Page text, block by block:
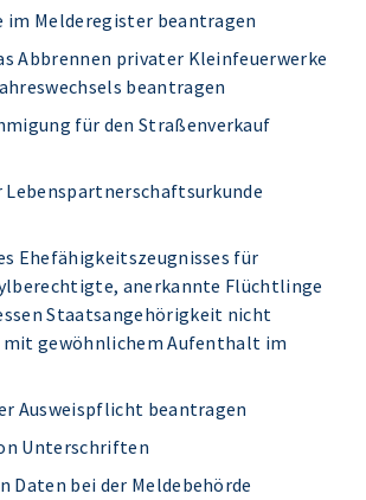
im Melderegister beantragen
Abbrennen privater Kleinfeuerwerke
beantragen
für den Straßenverkauf
Lebenspartnerschaftsurkunde
Ehefähigkeitszeugnisses für
anerkannte Flüchtlinge
Staatsangehörigkeit nicht
gewöhnlichem Aufenthalt im
Ausweispflicht beantragen
Unterschriften
Daten bei der Meldebehörde